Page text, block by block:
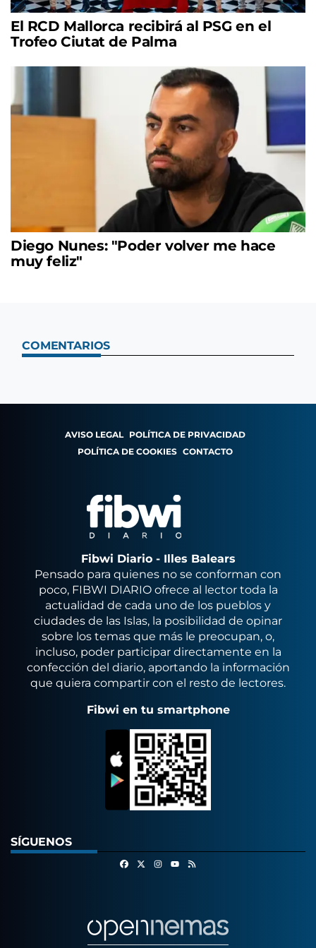
El RCD Mallorca recibirá al PSG en el
Trofeo Ciutat de Palma
Diego Nunes: "Poder volver me hace
muy feliz"
COMENTARIOS
AVISO LEGAL POLÍTICA DE PRIVACIDAD
POLÍTICA DE COOKIES CONTACTO
Fibwi Diario - Illes Balears
Pensado para quienes no se conforman con
poco, FIBWI DIARIO ofrece al lector toda la
actualidad de cada uno de los pueblos y
ciudades de las Islas, la posibilidad de opinar
sobre los temas que más le preocupan, o,
incluso, poder participar directamente en la
confección del diario, aportando la información
que quiera compartir con el resto de lectores.
Fibwi en tu smartphone
SÍGUENOS
FacebookInstagram